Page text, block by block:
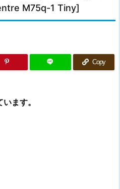
M75q-1 Tiny]
Copy
ます。